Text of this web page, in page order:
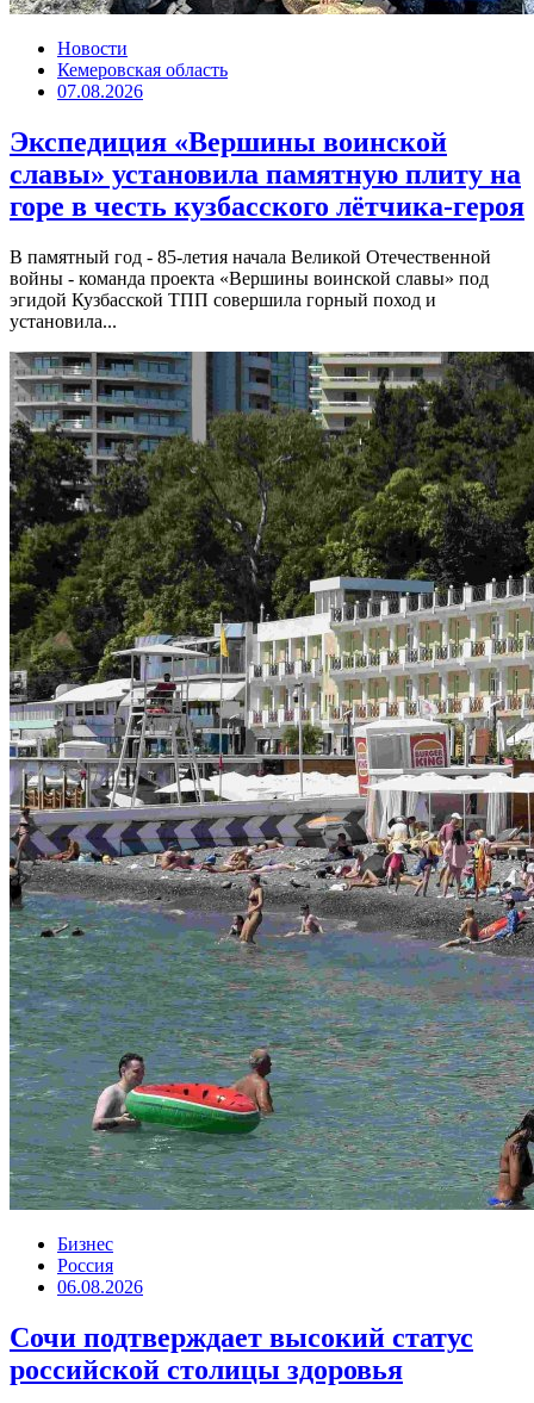
Новости
Кемеровская область
07.08.2026
Экспедиция «Вершины воинской
славы» установила памятную плиту на
горе в честь кузбасского лётчика-героя
В памятный год - 85-летия начала Великой Отечественной
войны - команда проекта «Вершины воинской славы» под
эгидой Кузбасской ТПП совершила горный поход и
установила...
Бизнес
Россия
06.08.2026
Сочи подтверждает высокий статус
российской столицы здоровья